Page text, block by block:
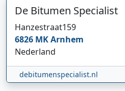
De Bitumen Specialist
Hanzestraat159
6826 MKArnhem
Nederland
debitumenspecialist.nl